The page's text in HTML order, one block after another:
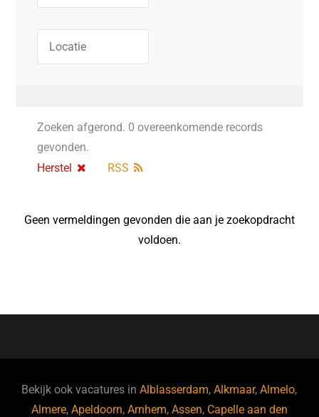
Zoeken afgerond. 0 overeenkomende records
gevonden.
Herstel
RSS
Geen vermeldingen gevonden die aan je zoekopdracht
voldoen.
Bekijk ook vacatures inAlblasserdam,Alkmaar,Almelo,
Almere, Apeldoorn, Arnhem, Assen, Capelle aan den